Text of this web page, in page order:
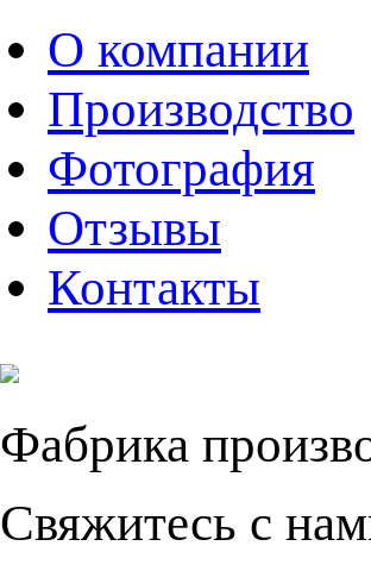
О компании
Производство
Фотография
Отзывы
Контакты
Фабрика
Свяжитесь с